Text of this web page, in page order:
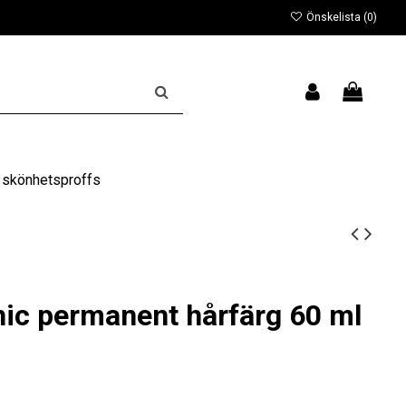
Önskelista (0)
skönhetsproffs
permanent hårfärg 60 ml